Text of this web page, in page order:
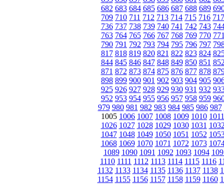
682 683 684 685 686 687 688 689
709 710 711 712 713 714 715 716 717
736 737 738 739 740 741 742 743
763 764 765 766 767 768 769 770
790 791 792 793 794 795 796 797
817 818 819 820 821 822 823 824
844 845 846 847 848 849 850 851
871 872 873 874 875 876 877 878
898 899 900 901 902 903 904 905
925 926 927 928 929 930 931 932
952 953 954 955 956 957 958 959
979 980 981 982 983 984 985 986 987
1005 1006 1007 1008 1009 1010 1011
1026 1027 1028 1029 1030 1031
1047 1048 1049 1050 1051 1052
1068 1069 1070 1071 1072 1073
1089 1090 1091 1092 1093 1094
1110 1111 1112 1113 1114 1115 1116
1132 1133 1134 1135 1136 1137 1138
1154 1155 1156 1157 1158 1159 1160